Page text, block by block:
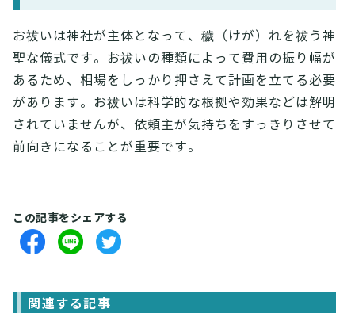
お祓いは神社が主体となって、穢（けが）れを祓う神
聖な儀式です。お祓いの種類によって費用の振り幅が
あるため、相場をしっかり押さえて計画を立てる必要
があります。お祓いは科学的な根拠や効果などは解明
されていませんが、依頼主が気持ちをすっきりさせて
前向きになることが重要です。
この記事をシェアする
関連する記事